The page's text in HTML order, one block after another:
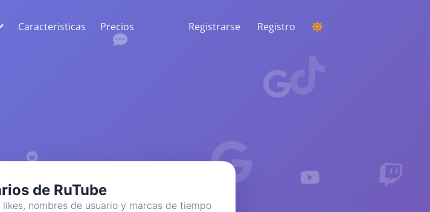
EJECUTAR UNA COMPETENCIA
Elegir un ganador aleatorio de los
con me gusta o reacciones.
y todo el mercado
Caracteristicas Precios Registrarse Registro
de RuTube
nombres de usuario y marcas de tiempo